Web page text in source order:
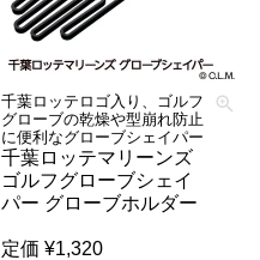
千葉ロッテロゴ入り、ゴルフ
グローブの乾燥や型崩れ防止
に便利なグローブシェイパー
千葉ロッテマリーンズ
ゴルフグローブシェイ
パー グローブホルダー
定価 ¥1,320